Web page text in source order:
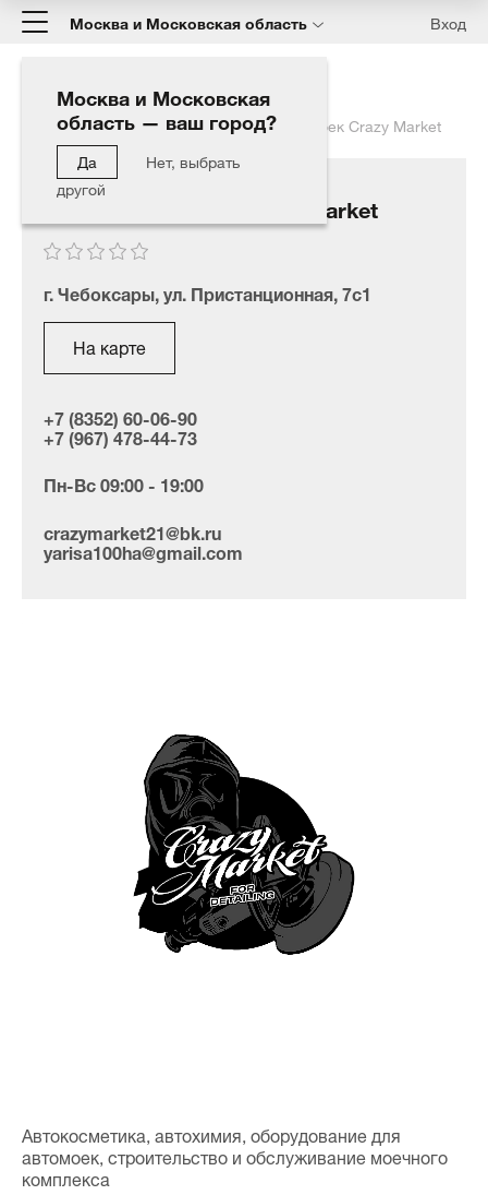
Москва и Московская область
Москва и Московская
область — ваш город?
Да
Нет, выбрать
другой
Вход
Главная Наши дилеры Все для автомоек Crazy Market
Все для автомоек Crazy Market
г. Чебоксары, ул. Пристанционная, 7с1
На карте
+7 (8352) 60-06-90
+7 (967) 478-44-73
Пн-Вс 09:00 - 19:00
crazymarket21@bk.ru
yarisa100ha@gmail.com
Автокосметика, автохимия, оборудование для
автомоек, строительство и обслуживание моечного
комплекса